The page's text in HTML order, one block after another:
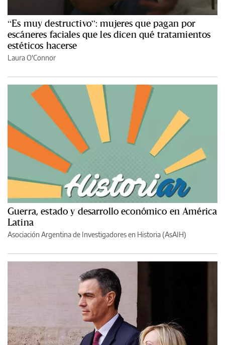
“Es muy destructivo”: mujeres que pagan por
escáneres faciales que les dicen qué tratamientos
estéticos hacerse
Laura O'Connor
Guerra, estado y desarrollo económico en América
Latina
Asociación Argentina de Investigadores en Historia (AsAIH)